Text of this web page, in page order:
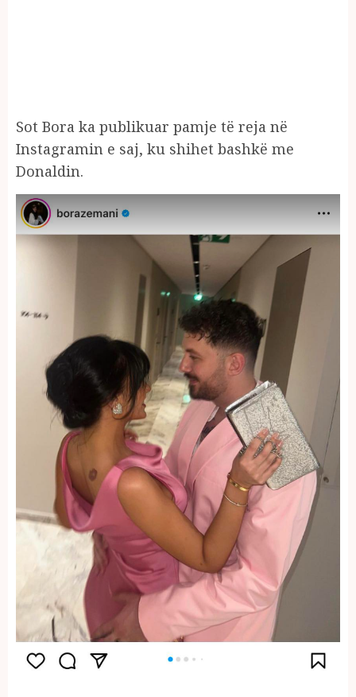
Sot Bora ka publikuar pamje të reja në
Instagramin e saj, ku shihet bashkë me
Donaldin.